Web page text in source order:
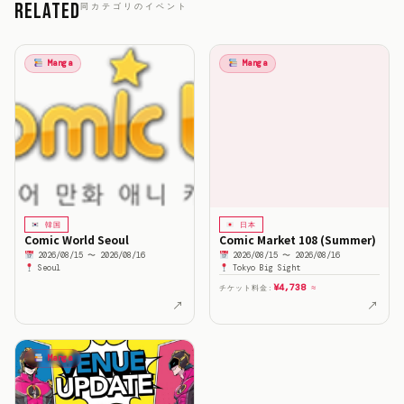
Related 同カテゴリのイベント
Manga
韓国
Comic World Seoul
2026/08/15 〜 2026/08/16
Seoul
↗
Manga
日本
Comic Market 108 (Summer)
2026/08/15 〜 2026/08/16
Tokyo Big Sight
チケット料金: ¥4,738 ≈
↗
Manga